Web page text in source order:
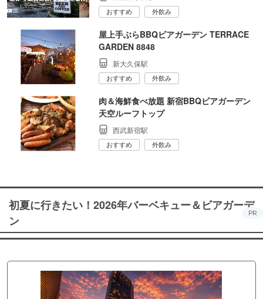
おすすめ 外飲み
屋上手ぶらBBQビアガーデン TERRACE
GARDEN 8848
新大久保駅
おすすめ 外飲み
肉＆海鮮食べ放題 新宿BBQビアガーデン
天空ルーフトップ
西武新宿駅
おすすめ 外飲み
初夏に行きたい！2026年バーベキュー＆ビアガーデ
ン
PR